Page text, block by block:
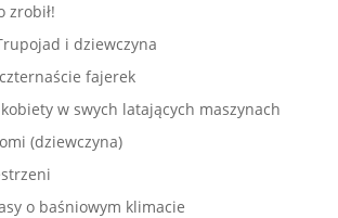
zrobił!
i dziewczyna
fajerek
w swych latających maszynach
(dziewczyna)
o baśniowym klimacie